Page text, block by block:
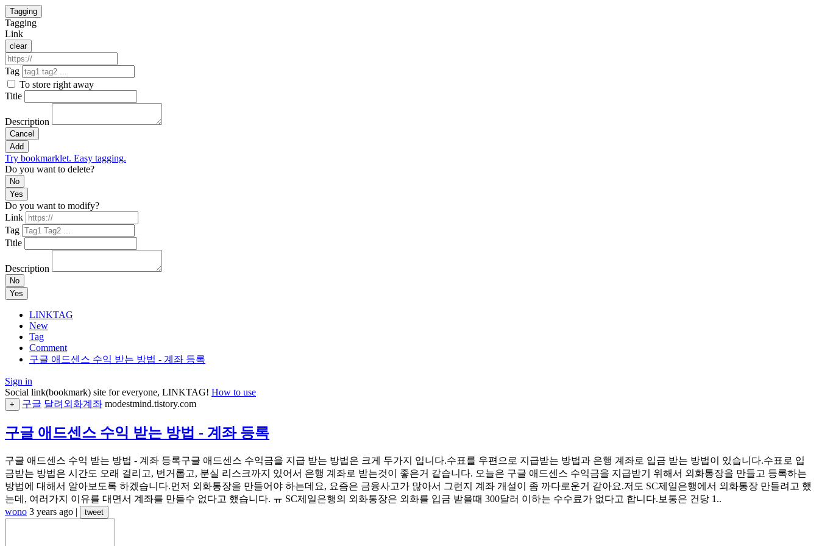
Tagging
Tagging
Link
clear
Tag
To store right away
Title
Description
Cancel
Add
Try bookmarklet. Easy tagging.
Do you want to delete?
No
Yes
Do you want to modify?
Link
Tag
Title
Description
No
Yes
LINKTAG
New
Tag
Comment
구글 애드센스 수익 받는 방법 - 계좌 등록
Sign in
Social link(bookmark) site for everyone, LINKTAG! How to use
+ 구글 달려외화계좌 modestmind.tistory.com
구글 애드센스 수익 받는 방법 - 계좌 등록
구글 애드센스 수익 받는 방법 - 계좌 등록구글 애드센스 수익금을 지급 받는 방법은 크게 두가지 입니다.수표를 우편으로 지급받는 방법과 은행 계좌로 입금 받는 방법이 있습니다.수표로 입
금받는 방법은 시간도 오래 걸리고, 번거롭고, 분실 리스크까지 있어서 은행 계좌로 받는것이 좋은거 같습니다. 오늘은 구글 애드센스 수익금을 지급받기 위해서 외화통장을 만들고 등록하는
방법에 대해서 알아보도록 하겠습니다.먼저 외화통장을 만들어야 하는데요, 요즘은 금융사고가 많아서 그런지 계좌 개설이 좀 까다로운거 같아요.저도 SC제일은행에서 외화통장 만들려고 했
는데, 여러가지 이유를 대면서 계좌를 만들수 없다고 했습니다. ㅠ SC제일은행의 외화통장은 외화를 입금 받을때 300달러 이하는 수수료가 없다고 합니다.보통은 건당 1..
wono 3 years ago | tweet